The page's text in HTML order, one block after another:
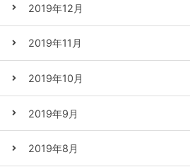
2019年12月
2019年11月
2019年10月
2019年9月
2019年8月